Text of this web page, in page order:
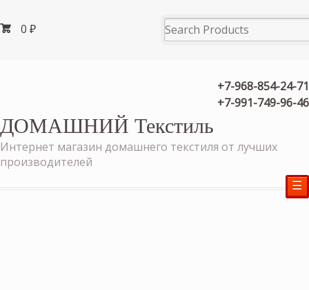
0 ₽
+7-968-854-24-71
+7-991-749-96-46
ДОМАШНИЙ Текстиль
Интернет магазин домашнего текстиля от лучших
производителей
☰